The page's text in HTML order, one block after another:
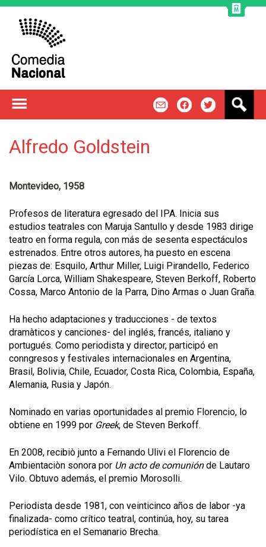
Alfredo Goldstein
Montevideo, 1958
Profesos de literatura egresado del IPA. Inicia sus
estudios teatrales con Maruja Santullo y desde 1983 dirige
teatro en forma regula, con más de sesenta espectáculos
estrenados. Entre otros autores, ha puesto en escena
piezas de: Esquilo, Arthur Miller, Luigi Pirandello, Federico
García Lorca, William Shakespeare, Steven Berkoff, Roberto
Cossa, Marco Antonio de la Parra, Dino Armas o Juan Graña.
Ha hecho adaptaciones y traducciones - de textos
dramàticos y canciones- del inglés, francés, italiano y
portugués. Como periodista y director, participó en
conngresos y festivales internacionales en Argentina,
Brasil, Bolivia, Chile, Ecuador, Costa Rica, Colombia, España,
Alemania, Rusia y Japón.
Nominado en varias oportunidades al premio Florencio, lo
obtiene en 1999 por Greek, de Steven Berkoff.
En 2008, recibiò junto a Fernando Ulivi el Florencio de
Ambientaciòn sonora por Un acto de comuniónde Lautaro
Vilo. Obtuvo además, el premio Morosolli.
Periodista desde 1981, con veinticinco años de labor -ya
finalizada- como crítico teatral, continúa, hoy, su tarea
periodística en el Semanario Brecha.
s